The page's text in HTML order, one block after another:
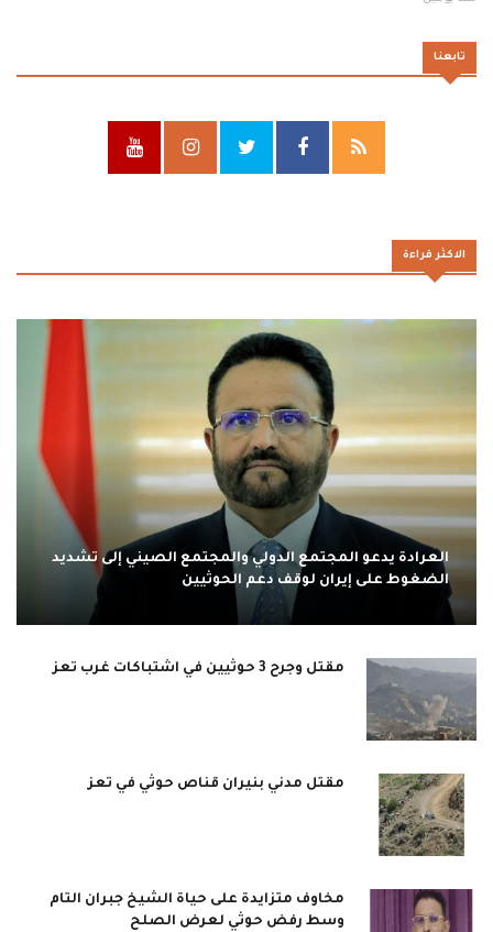
تابعنا
الاكثر قراءة
العرادة يدعو المجتمع الدولي والمجتمع الصيني إلى تشديد
الضغوط على إيران لوقف دعم الحوثيين
مقتل وجرح 3 حوثيين في اشتباكات غرب تعز
مقتل مدني بنيران قناص حوثي في تعز
مخاوف متزايدة على حياة الشيخ جبران التام
وسط رفض حوثي لعرض الصلح